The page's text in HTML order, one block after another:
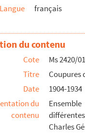
in Marci
a Reverendo Patre L. de
Révérend Père Jude de la
Langue
français
du contenu
Cote
Ms 2420/
Titre
Coupures
Date
1904-1934
du
contenu
Charles